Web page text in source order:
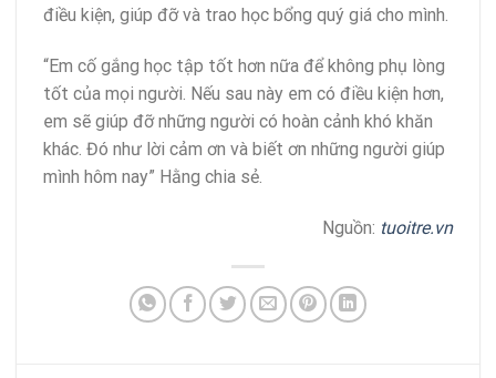
điều kiện, giúp đỡ và trao học bổng quý giá cho mình.
“Em cố gắng học tập tốt hơn nữa để không phụ lòng
tốt của mọi người. Nếu sau này em có điều kiện hơn,
em sẽ giúp đỡ những người có hoàn cảnh khó khăn
khác. Đó như lời cảm ơn và biết ơn những người giúp
mình hôm nay” Hằng chia sẻ.
Nguồn: tuoitre.vn